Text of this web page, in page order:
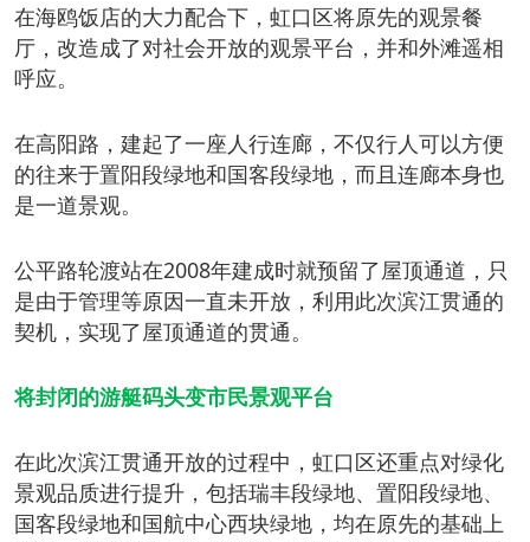
在海鸥饭店的大力配合下，虹口区将原先的观景餐
厅，改造成了对社会开放的观景平台，并和外滩遥相
呼应。
在高阳路，建起了一座人行连廊，不仅行人可以方便
的往来于置阳段绿地和国客段绿地，而且连廊本身也
是一道景观。
公平路轮渡站在2008年建成时就预留了屋顶通道，只
是由于管理等原因一直未开放，利用此次滨江贯通的
契机，实现了屋顶通道的贯通。
将封闭的游艇码头变市民景观平台
在此次滨江贯通开放的过程中，虹口区还重点对绿化
景观品质进行提升，包括瑞丰段绿地、置阳段绿地、
国客段绿地和国航中心西块绿地，均在原先的基础上